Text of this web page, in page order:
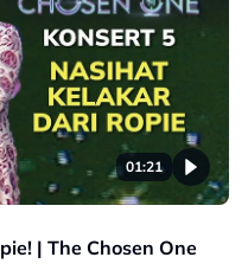
01:21
| The Chosen One